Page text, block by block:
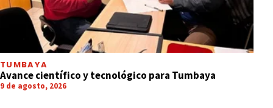
TUMBAYA
Avance científico y tecnológico para Tumbaya
9 de agosto, 2026